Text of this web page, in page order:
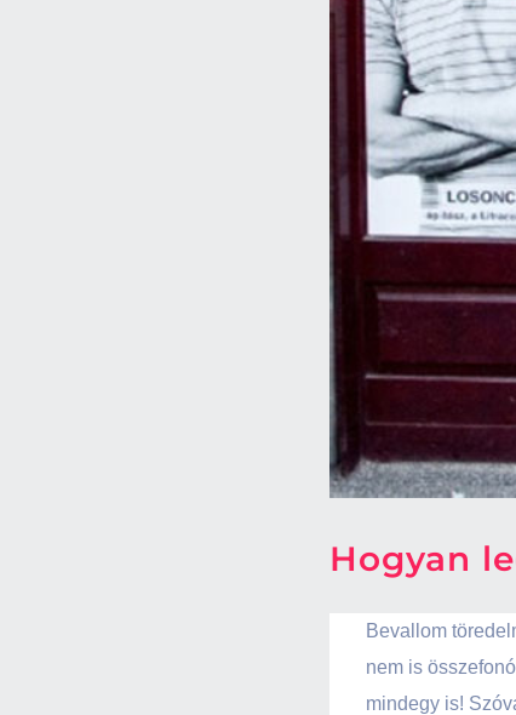
Hogyan
Bevallom
nem is
mindegy is!